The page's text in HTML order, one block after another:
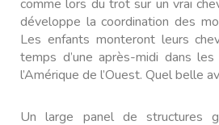
comme lors du trot sur un vrai
développe la coordination des
Les enfants monteront leurs
temps d’une après-midi dans
l’Amérique de l’Ouest. Quel belle
Un large panel de structures